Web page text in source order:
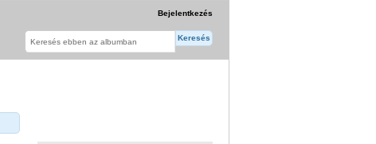
Bejelentkezés